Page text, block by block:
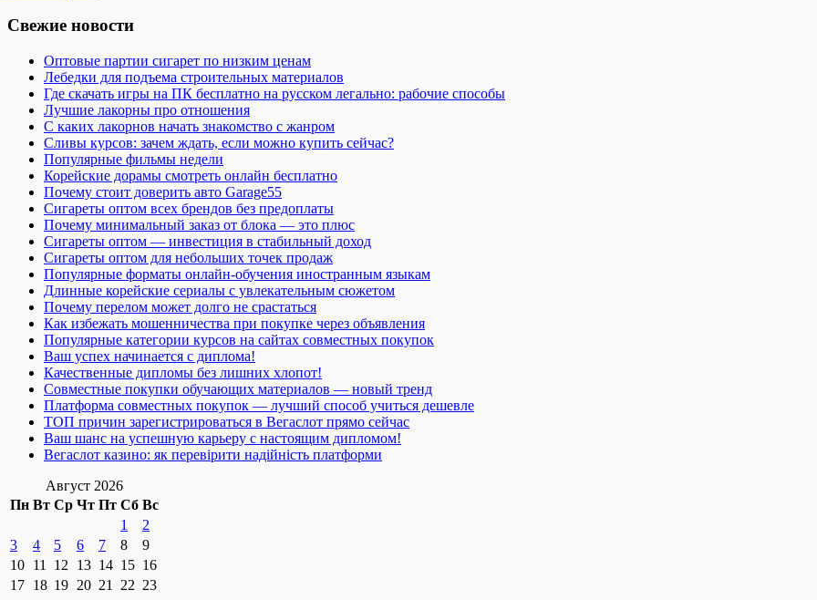
Свежие новости
Оптовые партии сигарет по низким ценам
Лебедки для подъема строительных материалов
Где скачать игры на ПК бесплатно на русском легально: рабочие способы
Лучшие лакорны про отношения
С каких лакорнов начать знакомство с жанром
Сливы курсов: зачем ждать, если можно купить сейчас?
Популярные фильмы недели
Корейские дорамы смотреть онлайн бесплатно
Почему стоит доверить авто Garage55
Сигареты оптом всех брендов без предоплаты
Почему минимальный заказ от блока — это плюс
Сигареты оптом — инвестиция в стабильный доход
Сигареты оптом для небольших точек продаж
Популярные форматы онлайн-обучения иностранным языкам
Длинные корейские сериалы с увлекательным сюжетом
Почему перелом может долго не срастаться
Как избежать мошенничества при покупке через объявления
Популярные категории курсов на сайтах совместных покупок
Ваш успех начинается с диплома!
Качественные дипломы без лишних хлопот!
Совместные покупки обучающих материалов — новый тренд
Платформа совместных покупок — лучший способ учиться дешевле
ТОП причин зарегистрироваться в Вегаслот прямо сейчас
Ваш шанс на успешную карьеру с настоящим дипломом!
Вегаслот казино: як перевірити надійність платформи
Август 2026
Пн Вт Ср Чт Пт Сб Вс
1
2
3
4 5 6 7 8
9
10 11 12 13 14 15 16
17 18 19 20 21 22 23